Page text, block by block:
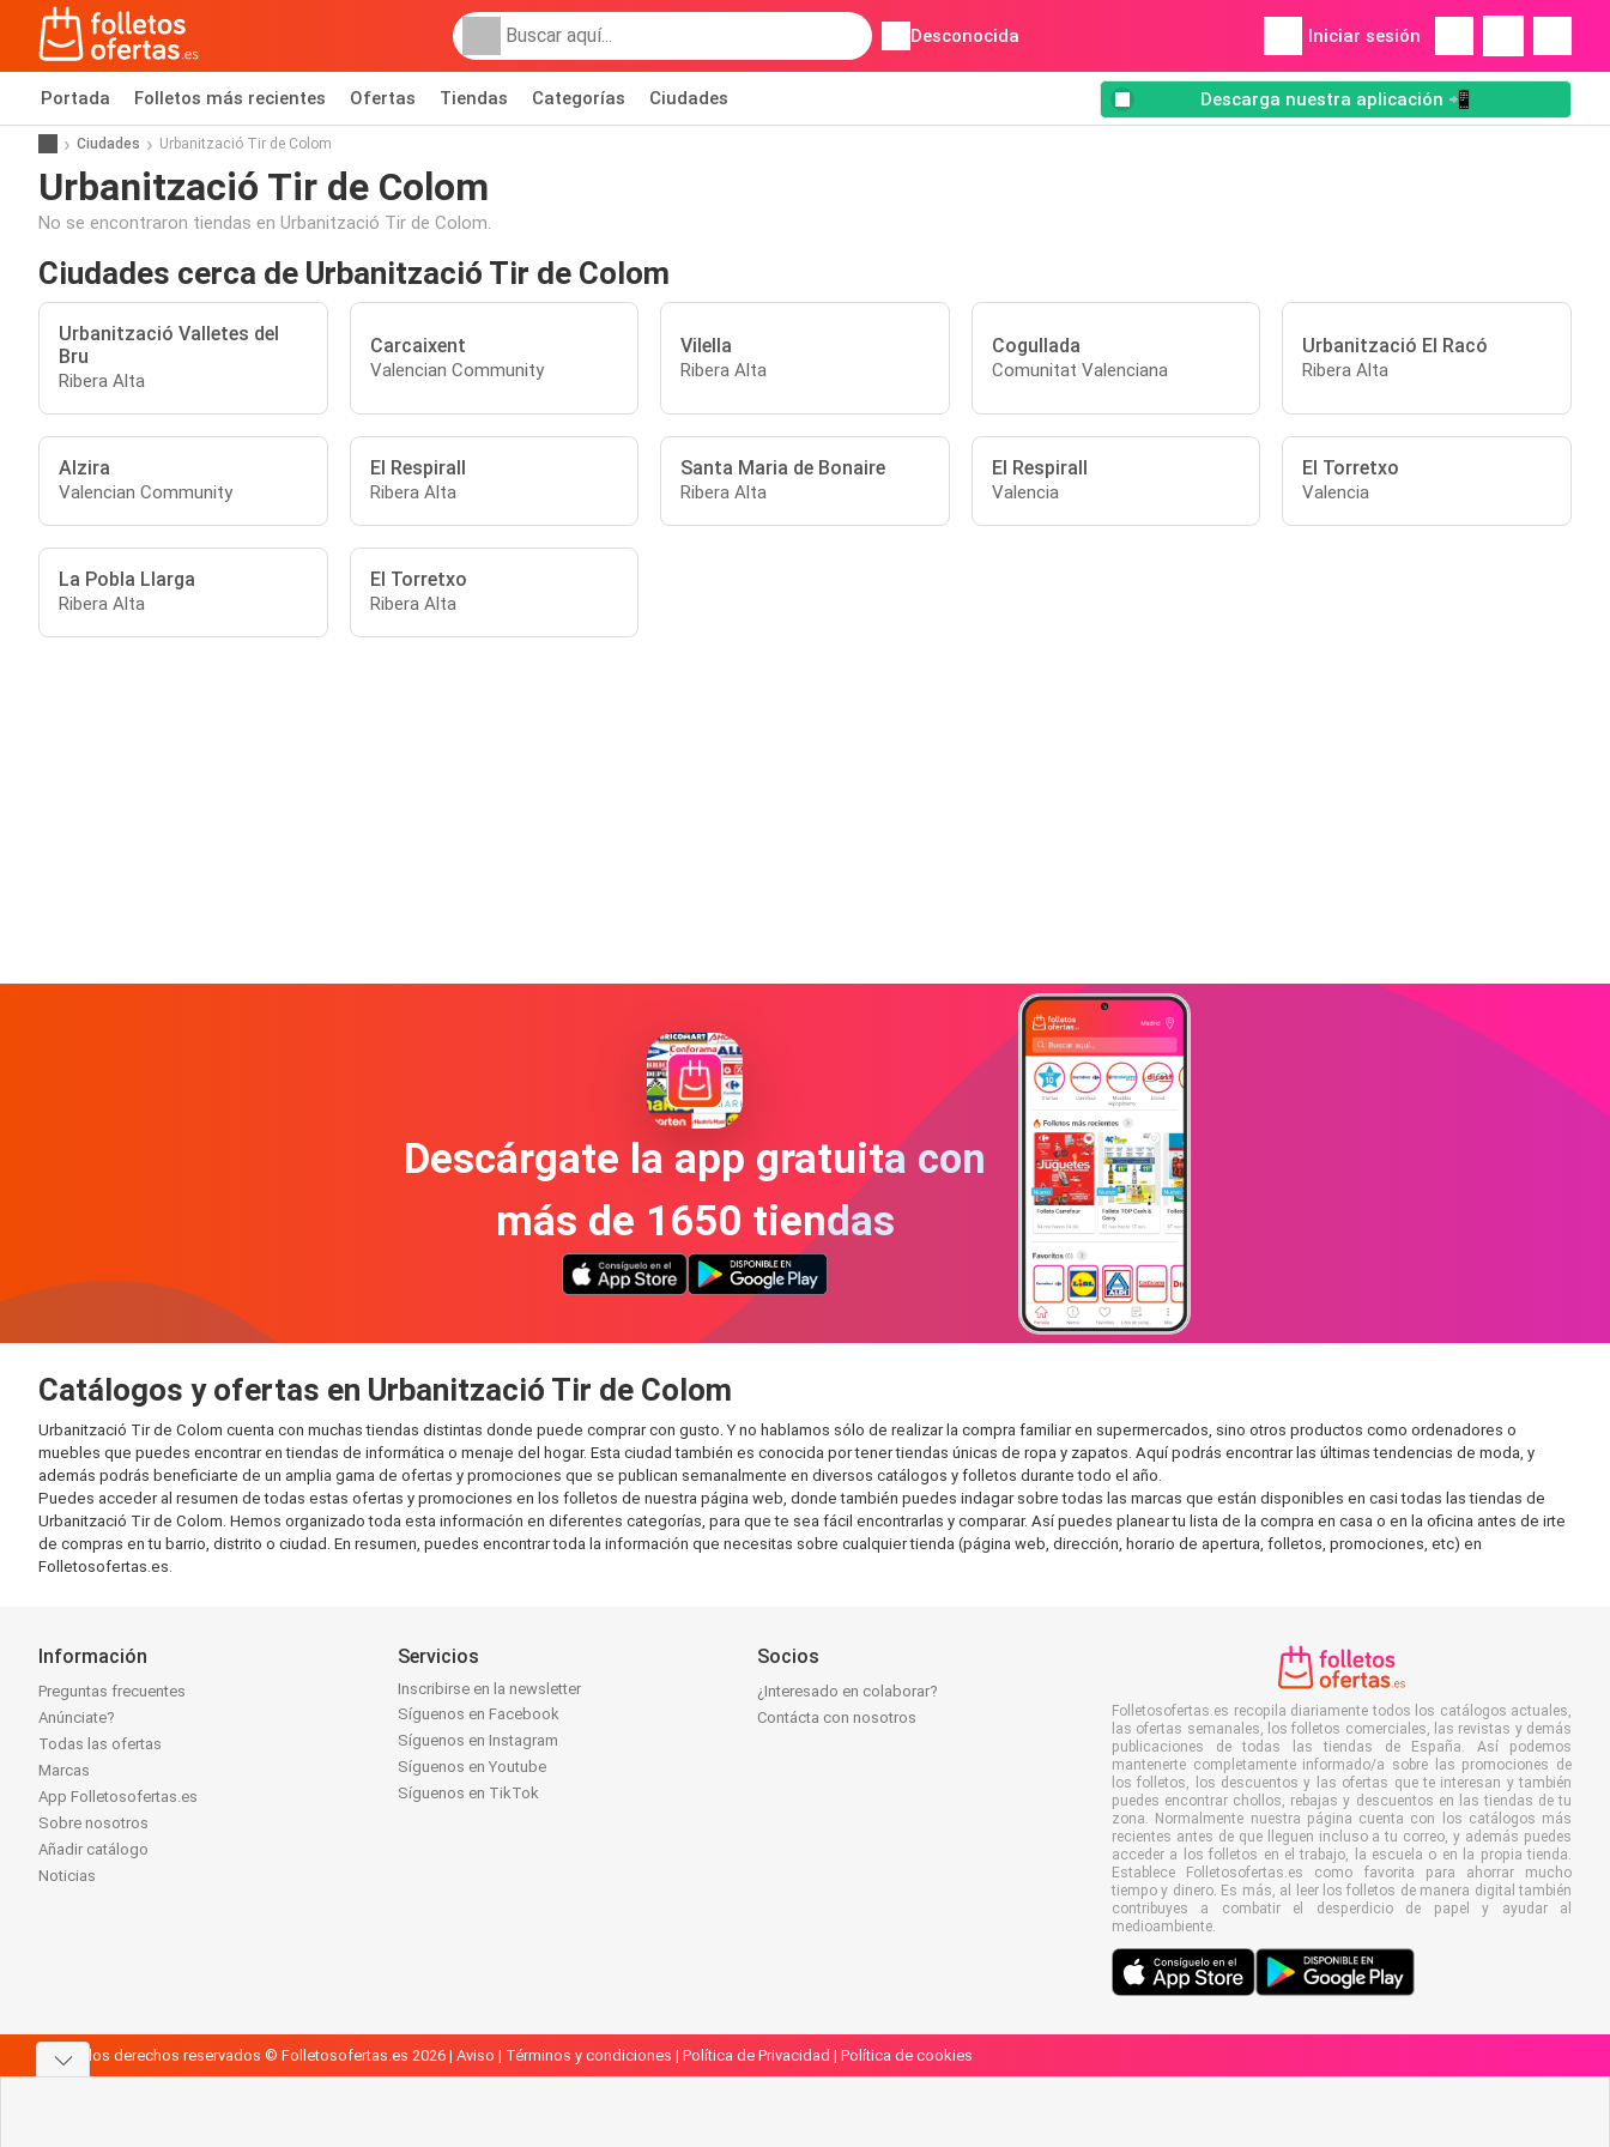
Desconocida Iniciar sesión
Portada Folletos más recientes Ofertas Tiendas Categorías Ciudades Descarga nuestra aplicación 📲
Ciudades Urbanització Tir de Colom
Urbanització Tir de Colom
No se encontraron tiendas en Urbanització Tir de Colom.
Ciudades cerca de Urbanització Tir de Colom
Urbanització Valletes del
Bru
Ribera Alta
Carcaixent
Valencian Community
Vilella
Ribera Alta
Cogullada
Comunitat Valenciana
Urbanització El Racó
Ribera Alta
Alzira
Valencian Community
El Respirall
Ribera Alta
Santa Maria de Bonaire
Ribera Alta
El Respirall
Valencia
El Torretxo
Valencia
La Pobla Llarga
Ribera Alta
El Torretxo
Ribera Alta
Descárgate la app gratuita con
más de 1650 tiendas
Catálogos y ofertas en Urbanització Tir de Colom
Urbanització Tir de Colom cuenta con muchas tiendas distintas donde puede comprar con gusto. Y no hablamos sólo de realizar la compra familiar en supermercados, sino otros productos como ordenadores o
muebles que puedes encontrar en tiendas de informática o menaje del hogar. Esta ciudad también es conocida por tener tiendas únicas de ropa y zapatos. Aquí podrás encontrar las últimas tendencias de moda, y
además podrás beneficiarte de un amplia gama de ofertas y promociones que se publican semanalmente en diversos catálogos y folletos durante todo el año.
Puedes acceder al resumen de todas estas ofertas y promociones en los folletos de nuestra página web, donde también puedes indagar sobre todas las marcas que están disponibles en casi todas las tiendas de
Urbanització Tir de Colom. Hemos organizado toda esta información en diferentes categorías, para que te sea fácil encontrarlas y comparar. Así puedes planear tu lista de la compra en casa o en la oficina antes de irte
de compras en tu barrio, distrito o ciudad. En resumen, puedes encontrar toda la información que necesitas sobre cualquier tienda (página web, dirección, horario de apertura, folletos, promociones, etc) en
Folletosofertas.es.
Información
Preguntas frecuentes
Anúnciate?
Todas las ofertas
Marcas
App Folletosofertas.es
Sobre nosotros
Añadir catálogo
Noticias
Servicios
Inscribirse en la newsletter
Síguenos en Facebook
Síguenos en Instagram
Síguenos en Youtube
Síguenos en TikTok
Socios
¿Interesado en colaborar?
Contácta con nosotros
Folletosofertas.es recopila diariamente todos los catálogos actuales,
las ofertas semanales, los folletos comerciales, las revistas y demás
publicaciones de todas las tiendas de España. Así podemos
mantenerte completamente informado/a sobre las promociones de
los folletos, los descuentos y las ofertas que te interesan y también
puedes encontrar chollos, rebajas y descuentos en las tiendas de tu
zona. Normalmente nuestra página cuenta con los catálogos más
recientes antes de que lleguen incluso a tu correo, y además puedes
acceder a los folletos en el trabajo, la escuela o en la propia tienda.
Establece Folletosofertas.es como favorita para ahorrar mucho
tiempo y dinero. Es más, al leer los folletos de manera digital también
contribuyes a combatir el desperdicio de papel y ayudar al
medioambiente.
Todos los derechos reservados © Folletosofertas.es 2026 | Aviso | Términos y condiciones | Política de Privacidad | Política de cookies